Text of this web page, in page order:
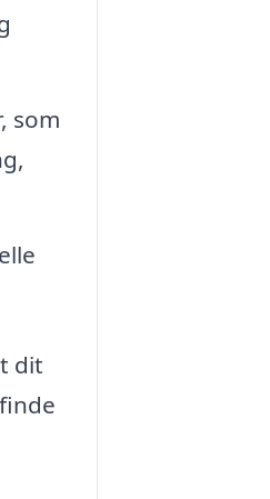
som
dit